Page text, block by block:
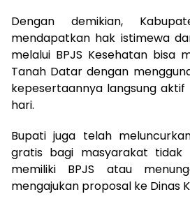
Dengan demikian,
mendapatkan hak istimewa
melalui BPJS Kesehatan bisa
Tanah Datar dengan
kepesertaannya langsung aktif
hari.
Bupati juga telah
gratis bagi masyarakat tidak
memiliki BPJS atau
mengajukan proposal ke Dinas